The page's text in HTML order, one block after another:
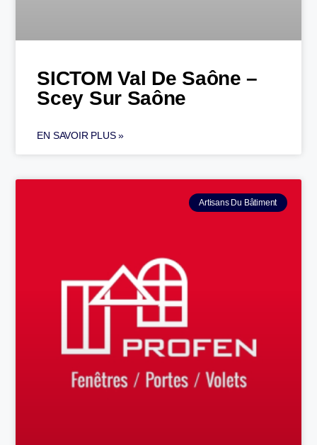
SICTOM Val De Saône –
Scey Sur Saône
EN SAVOIR PLUS »
Artisans Du Bâtiment